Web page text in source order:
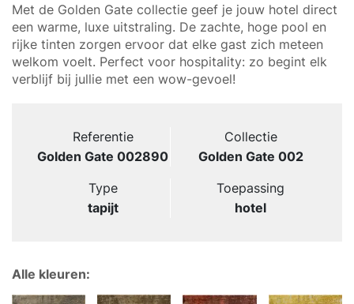
Met de Golden Gate collectie geef je jouw hotel direct
een warme, luxe uitstraling. De zachte, hoge pool en
rijke tinten zorgen ervoor dat elke gast zich meteen
welkom voelt. Perfect voor hospitality: zo begint elk
verblijf bij jullie met een wow-gevoel!
Referentie
Golden Gate 002890
Collectie
Golden Gate 002
Type
tapijt
Toepassing
hotel
Alle kleuren: